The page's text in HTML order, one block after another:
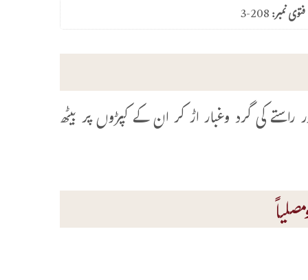
فتوی نمبر:3-208
کی گرد وغبار اڑ کر ان کے کپڑوں پر بیٹھ